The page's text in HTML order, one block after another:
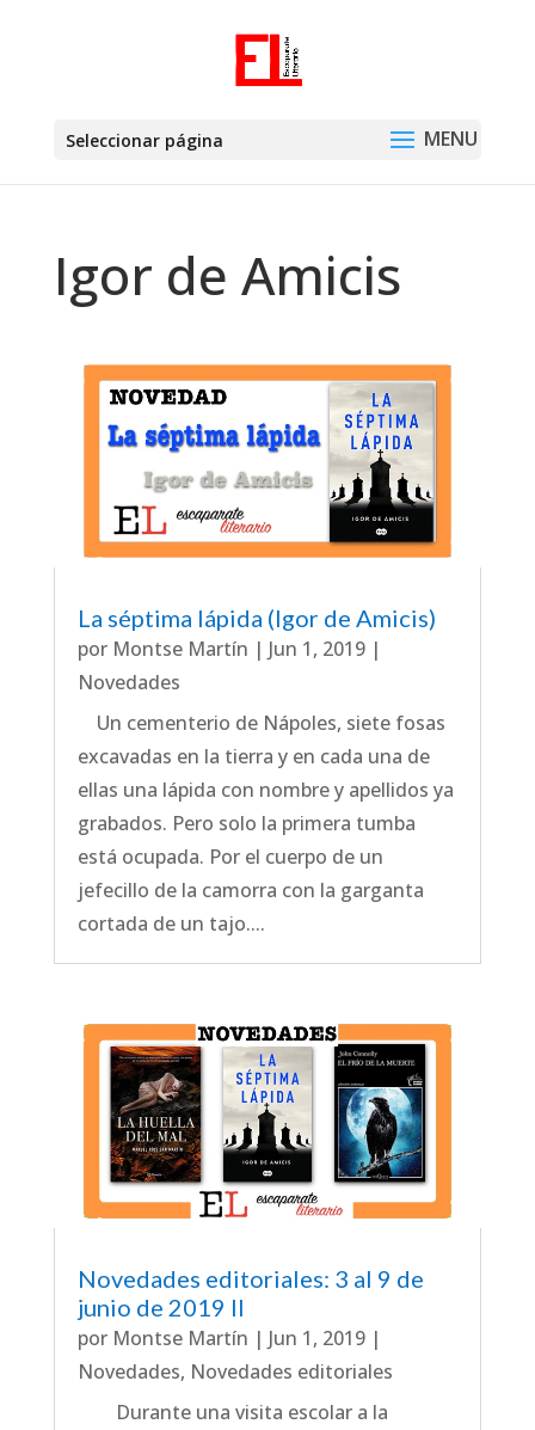
Seleccionar página
Igor de Amicis
La séptima lápida (Igor de Amicis)
por Montse Martín | Jun 1, 2019|
Novedades
Un cementerio de Nápoles, siete fosas
excavadas en la tierra y en cada una de
ellas una lápida con nombre y apellidos ya
grabados. Pero solo la primera tumba
está ocupada. Por el cuerpo de un
jefecillo de la camorra con la garganta
cortada de un tajo....
Novedades editoriales: 3 al 9 de
junio de 2019 II
por Montse Martín | Jun 1, 2019|
Novedades, Novedades editoriales
Durante una visita escolar a la